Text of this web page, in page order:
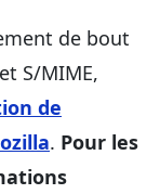
de bout
S/MIME,
de
. Pour les